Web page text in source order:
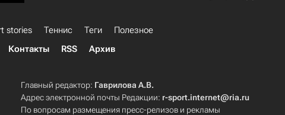
stories Теннис Теги
Полезное
Контакты RSS Архив
Главный редактор: Гаврилова А.В.
Адрес электронной почты Редакции: r-sport.internet@ria.ru
По вопросам размещения пресс-релизов и рекламы